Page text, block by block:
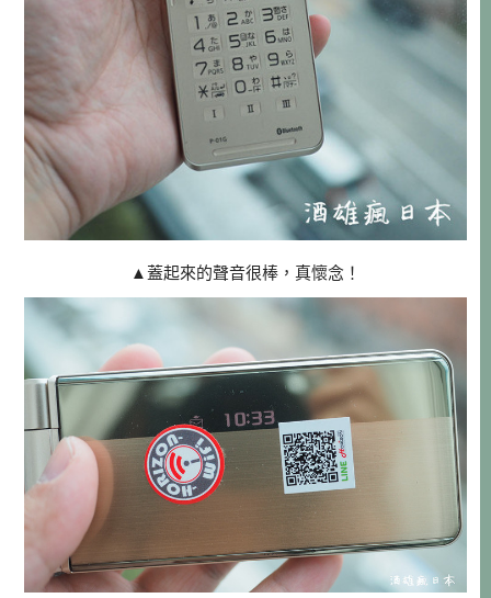
▲ 蓋起來的聲音很棒，真懷念！